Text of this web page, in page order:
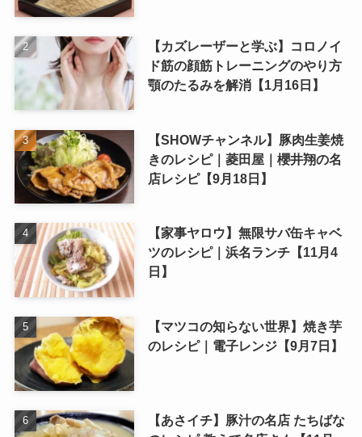
【カズレーザーと学ぶ】コロノイ
ド筋の顔筋トレーニングのやり方
顎のたるみを解消【1月16日】
【SHOWチャンネル】豚肉生姜焼
きのレシピ｜菱田屋｜櫻井翔の名
店レシピ【9月18日】
【家事ヤロウ】無限サバ缶キャベ
ツのレシピ｜浜名ランチ【11月4
日】
【マツコの知らない世界】焼き芋
のレシピ｜電子レンジ【9月7日】
【あさイチ】豚汁の名店 たちばな